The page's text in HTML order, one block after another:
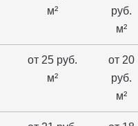
м²
руб.
м²
от 25 руб.
м²
от 20
руб.
м²